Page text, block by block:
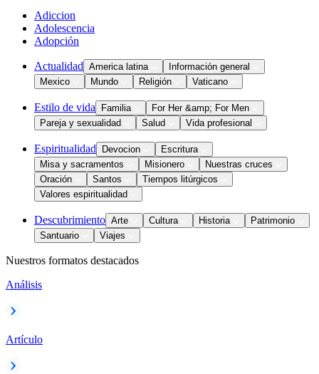
Adiccion
Adolescencia
Adopción
Actualidad America latina
Información general
Mexico
Mundo Religión Vaticano
Estilo de vida Familia
For Her &amp; For Men
Pareja y sexualidad
Salud Vida profesional
Espiritualidad Devocion
Escritura
Misa y sacramentos
Misionero
Nuestras cruces
Oración
Santos
Tiempos litúrgicos
Valores espiritualidad
Descubrimiento Arte Cultura Historia
Patrimonio
Santuario
Viajes
Nuestros formatos destacados
Análisis
Artículo